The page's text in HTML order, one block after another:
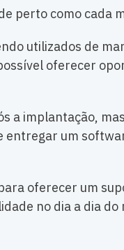
perto como cada
utilizados de
oferecer
a implantação,
um
oferecer um
no dia a dia